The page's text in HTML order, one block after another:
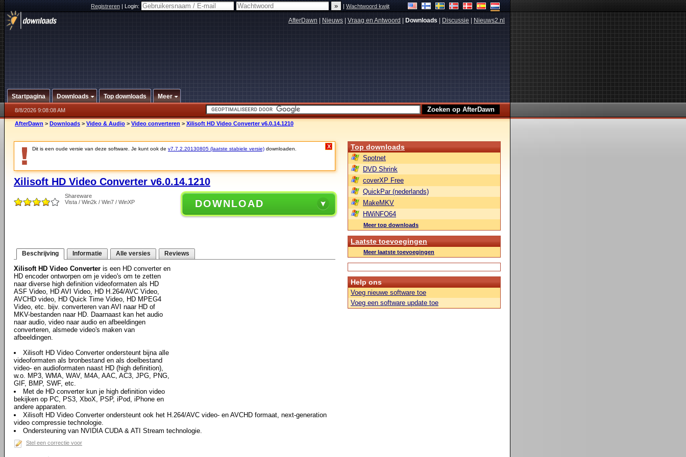
Registreren|Login: |Wachtwoord kwijt
AfterDawn Nieuws Vraag en Antwoord Downloads Discussie Nieuws2.nl
Startpagina Downloads Top downloads Meer
8/8/2026 9:08:08 AM
AfterDawn > Downloads > Video & Audio > Video converteren > Xilisoft HD Video Converter v6.0.14.1210
Dit is een oude versie van deze software. Je kunt ook de v7.7.2.20130805 (laatste stabiele versie) downloaden. X
Xilisoft HD Video Converter v6.0.14.1210
Shareware
Vista / Win2k / Win7 / WinXP
DOWNLOAD
Beschrijving Informatie Alle versies Reviews
Xilisoft HD Video Converter is een HD converter en
HD encoder ontworpen om je video's om te zetten
naar diverse high definition videoformaten als HD
ASF Video, HD AVI Video, HD H.264/AVC Video,
AVCHD video, HD Quick Time Video, HD MPEG4
Video, etc. bijv. converteren van AVI naar HD of
MKV-bestanden naar HD. Daarnaast kan het audio
naar audio, video naar audio en afbeeldingen
converteren, alsmede video's maken van
afbeeldingen.
Xilisoft HD Video Converter ondersteunt bijna alle
videoformaten als bronbestand en als doelbestand
video- en audioformaten naast HD (high definition),
w.o. MP3, WMA, WAV, M4A, AAC, AC3, JPG, PNG,
GIF, BMP, SWF, etc.
Met de HD converter kun je high definition video
bekijken op PC, PS3, XboX, PSP, iPod, iPhone en
andere apparaten.
Xilisoft HD Video Converter ondersteunt ook het H.264/AVC video- en AVCHD formaat, next-generation
video compressie technologie.
Ondersteuning van NVIDIA CUDA & ATI Stream technologie.
Stel een correctie voor
Top downloads
Spotnet
DVD Shrink
coverXP Free
QuickPar (nederlands)
MakeMKV
HWiNFO64
Meer top downloads
Laatste toevoegingen
Meer laatste toevoegingen
Help ons
Voeg nieuwe software toe
Voeg een software update toe